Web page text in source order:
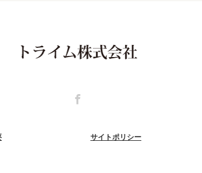
サイトポリシー